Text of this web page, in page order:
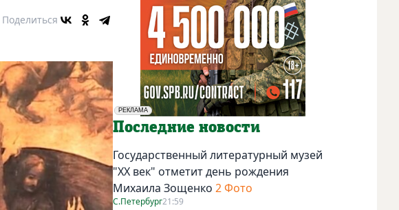
Поделиться
РЕКЛАМА
Социальная реклама
Последние новости
Государственный литературный музей
"ХХ век" отметит день рождения
Михаила Зощенко 2 Фото
С.Петербург21:59